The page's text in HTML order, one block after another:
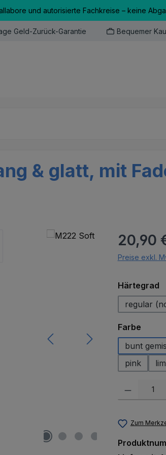
und autorisierte Fachkreise – keine
Geld-Zurück-Garantie Bequemer
& glatt, mit
Regulärer
20,90
Preise exkl.
Härtegrad
regular
Farbe
bunt
pink
Produkt
Zum